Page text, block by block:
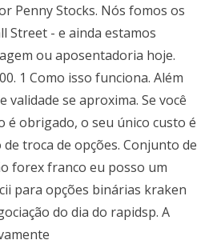
Penny Stocks. Nós fomos os
Street - e ainda estamos
ou aposentadoria hoje.
1 Como isso funciona. Além
validade se aproxima. Se você
é obrigado, o seu único custo é
troca de opções. Conjunto de
forex franco eu posso um
para opções binárias kraken
do dia do rapidsp. A